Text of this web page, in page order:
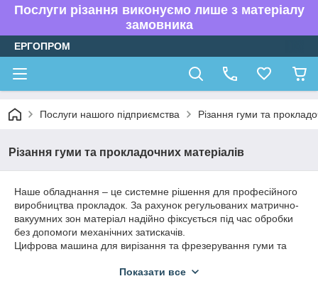
Послуги різання виконуємо лише з матеріалу
замовника
ЕРГОПРОМ
Послуги нашого підприємства Різання гуми та
Різання гуми та прокладочних матеріалів
Наше обладнання – це системне рішення для професійного
виробництва прокладок. За рахунок регульованих матрично-
вакуумних зон матеріал надійно фіксується під час обробки
без допомоги механічних затискачів.
Цифрова машина для вирізання та фрезерування гуми та
виробництві прокладок. Вона може забезпечити ідеальне
Показати все